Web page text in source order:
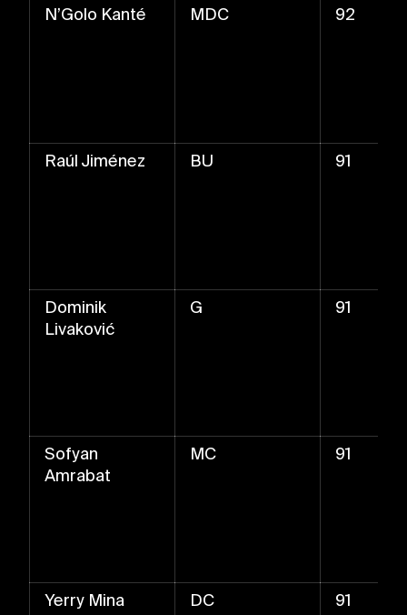
N’Golo Kanté MDC 92
Raúl Jiménez BU 91
Dominik
Livaković
G 91
Sofyan
Amrabat
MC 91
Yerry Mina DC 91